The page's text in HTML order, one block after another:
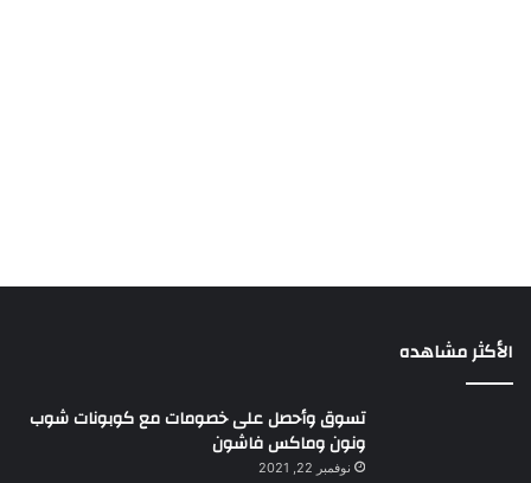
الأكثر مشاهده
تسوق وأحصل على خصومات مع كوبونات شوب
ونون وماكس فاشون
نوفمبر 22, 2021